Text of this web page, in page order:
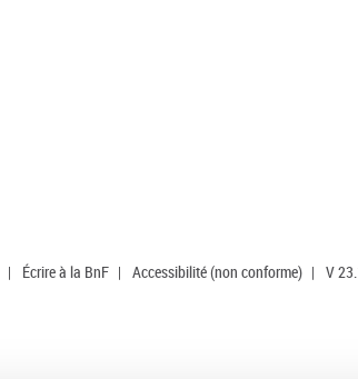
| Écrire à la BnF | Accessibilité (non conforme) | V